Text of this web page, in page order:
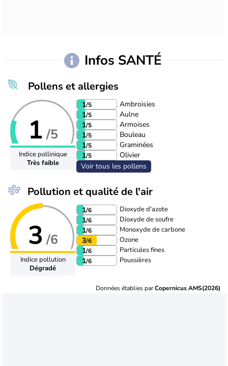
Infos SANTÉ
Pollens et allergies
1 /5
Indice pollinique
Très faible
1/5
Ambroisies
1/5
Aulne
1/5
Armoises
1/5
Bouleau
1/5
Graminées
1/5
Olivier
Voir tous les pollens
Pollution et qualité de l'air
3 /6
Indice pollution
Dégradé
1/6 Dioxyde d'azote
1/6 Dioxyde de soufre
1/6 Monoxyde de carbone
3/6 Ozone
1/6 Particules fines
1/6 Poussières
Données établies parCopernicus AMS(2026)